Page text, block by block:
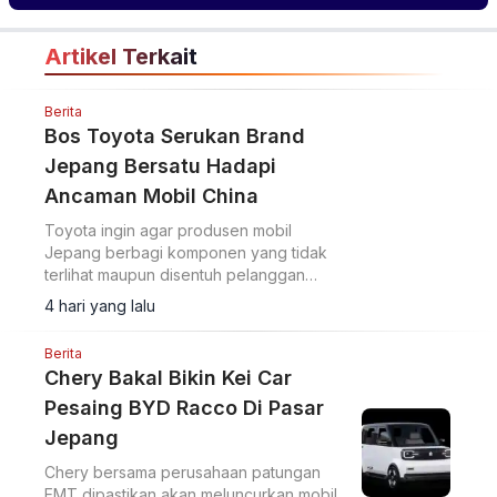
Artikel Terkait
Berita
Bos Toyota Serukan Brand
Jepang Bersatu Hadapi
Ancaman Mobil China
Toyota ingin agar produsen mobil
Jepang berbagi komponen yang tidak
terlihat maupun disentuh pelanggan
sebagai langkah untuk memangkas biaya
dan menghadapi meningkatnya
4 hari yang lalu
Berita
Chery Bakal Bikin Kei Car
Pesaing BYD Racco Di Pasar
Jepang
Chery bersama perusahaan patungan